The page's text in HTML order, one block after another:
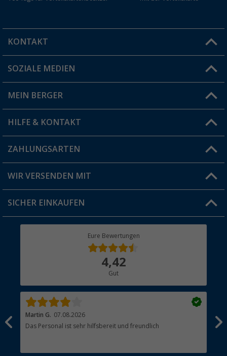
KONTAKT
Du hast eine Frage?
Filiale finden
SOZIALE MEDIEN
MEIN BERGER
Vorteilskarte
Blog
Jobs & Karriere
HILFE & KONTAKT
FAQ & Kontakt
Versandinformationen
Rücksendung
ZAHLUNGSARTEN
WIR VERSENDEN MIT
SICHER EINKAUFEN
Eure Bewertungen
4,42
Gut
Martin G. 07.08.2026
Das Personal ist sehr hilfsbereit und freundlich